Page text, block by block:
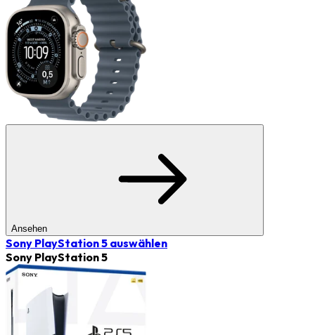
Ansehen
Sony PlayStation 5 auswählen
Sony PlayStation 5